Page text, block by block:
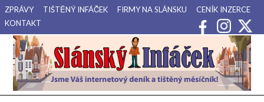
Přejdi
na
obsah
ZPRÁVY TIŠTĚNÝ INFÁČEK FIRMY NA SLÁNSKU
CENÍK INZERCE
KONTAKT
Slánský Infáček
Váš internetový deník a tištěný měsíčník pro Slánsko, Kladensko
a Lounsko.